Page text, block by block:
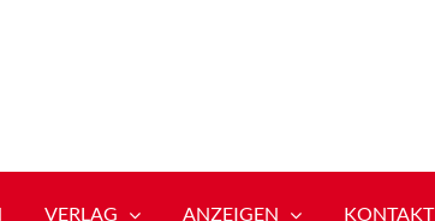
VERLAG ANZEIGEN KONTAKT